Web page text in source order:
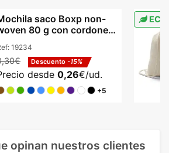
saco Boxp non-
80 g con cordones
19234
Descuento -15%
desde 0,26€/ud.
+5
ECO
opinan nuestros clientes